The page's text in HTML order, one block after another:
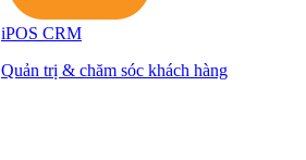
iPOS CRM
Quản trị & chăm sóc khách hàng